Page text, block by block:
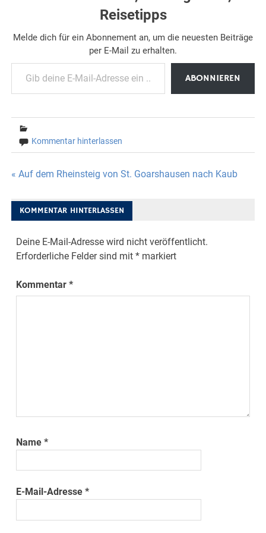
Reisetipps
Melde dich für ein Abonnement an, um die neuesten Beiträge
per E-Mail zu erhalten.
Gib deine E-Mail-Adresse ein ...
ABONNIEREN
Kommentar hinterlassen
Beitragsnavigation
« Auf dem Rheinsteig von St. Goarshausen nach Kaub
KOMMENTAR HINTERLASSEN
Deine E-Mail-Adresse wird nicht veröffentlicht.
Erforderliche Felder sind mit* markiert
Kommentar*
Name*
E-Mail-Adresse*